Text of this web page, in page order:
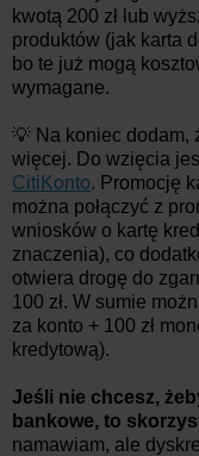
kwotą 200 zł lub
produktów (jak karta
bo te już mogą
wymagane.
💡 Na koniec dodam,
więcej. Do wzięcia
CitiKonto. Promocję
można połączyć z
wniosków o kartę
znaczenia), co
otwiera drogę do
100 zł. W sumie
za konto + 100 zł
kredytową).
Jeśli nie chcesz,
bankowe, to
namawiam, ale